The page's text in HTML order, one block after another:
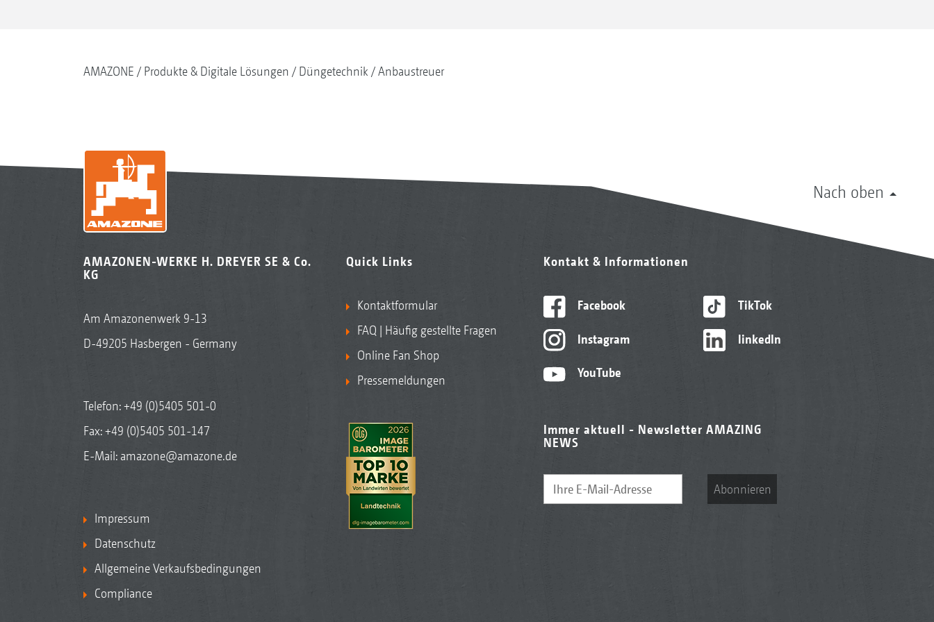
AMAZONE Produkte & Digitale Lösungen Düngetechnik Anbaustreuer
Nach oben
AMAZONEN-WERKE H. DREYER SE & Co.
KG
Am Amazonenwerk 9-13
D-49205 Hasbergen - Germany
Telefon:+49 (0)5405 501-0
Fax: +49 (0)5405 501-147
E-Mail: amazone@amazone.de
Impressum
Datenschutz
Allgemeine Verkaufsbedingungen
Compliance
Quick Links
Kontaktformular
FAQ | Häufig gestellte Fragen
Online Fan Shop
Pressemeldungen
Kontakt & Informationen
Facebook
Instagram
YouTube
TikTok
linkedIn
Immer aktuell - Newsletter AMAZING
NEWS
Abonnieren